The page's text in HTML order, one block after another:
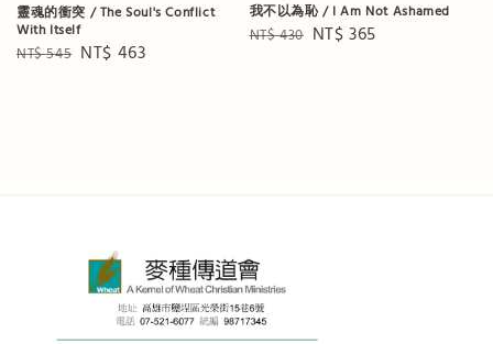
靈魂的衝突 / The Soul's Conflict
With Itself
Regular
NT$ 545 Sale
NT$ 463
我不以為恥 / I Am Not Ashamed
Regular
NT$ 430 Sale
NT$ 365